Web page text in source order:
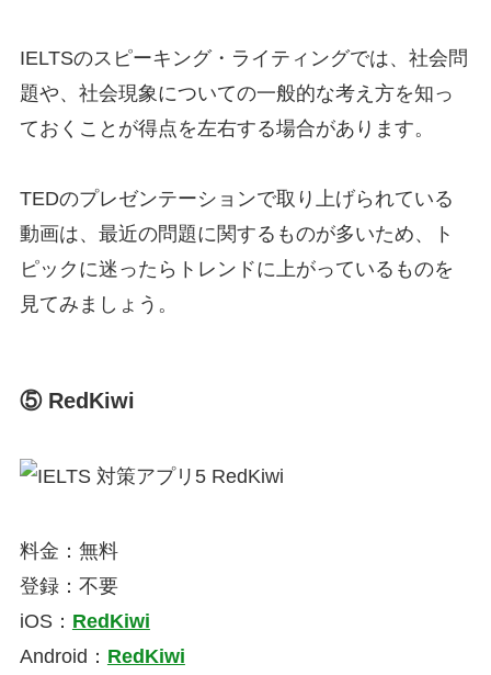
IELTSのスピーキング・ライティングでは、社会問
題や、社会現象についての一般的な考え方を知っ
ておくことが得点を左右する場合があります。
TEDのプレゼンテーションで取り上げられている
動画は、最近の問題に関するものが多いため、ト
ピックに迷ったらトレンドに上がっているものを
見てみましょう。
⑤ RedKiwi
料金：無料
登録：不要
iOS： RedKiwi
Android： RedKiwi